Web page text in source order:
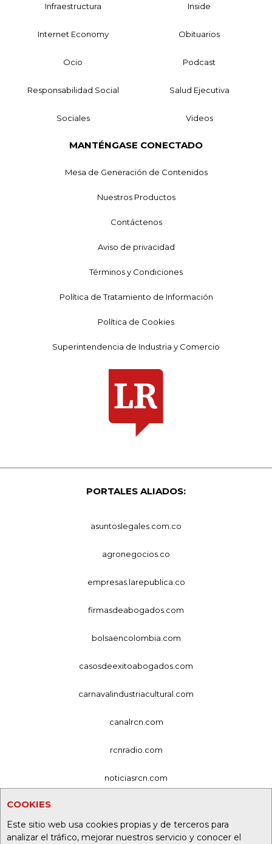
COOKIES
Este sitio web usa cookies propias y de terceros para
analizar el tráfico, mejorar nuestros servicio y conocer el
Infraestructura Inside
Internet Economy Obituarios
Ocio Podcast
Responsabilidad Social Salud Ejecutiva
Sociales Videos
MANTÉNGASE CONECTADO
Mesa de Generación de Contenidos
Nuestros Productos
Contáctenos
Aviso de privacidad
Términos y Condiciones
Política de Tratamiento de Información
Política de Cookies
Superintendencia de Industria y Comercio
PORTALES ALIADOS:
asuntoslegales.com.co
agronegocios.co
empresas.larepublica.co
firmasdeabogados.com
bolsaencolombia.com
casosdeexitoabogados.com
carnavalindustriacultural.com
canalrcn.com
rcnradio.com
noticiasrcn.com
alerta.com.co